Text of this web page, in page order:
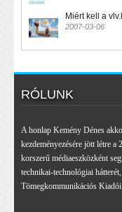
Miért kell a
2007-03-06
RÓLUNK
A honlap Kemény Dénes
kezdeményezésére jött létre
korszerű médiaeszközként
technikai-technológiai
Tömegkommunikációs Kiadói